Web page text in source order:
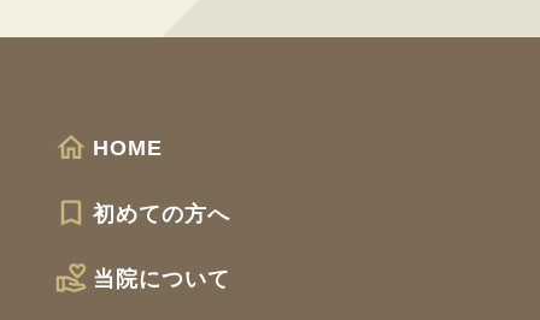
HOME
初めての方へ
当院について